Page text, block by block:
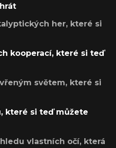
her, které si
kooperací, které si teď
světem, které si
které si teď můžete
vlastních očí, která